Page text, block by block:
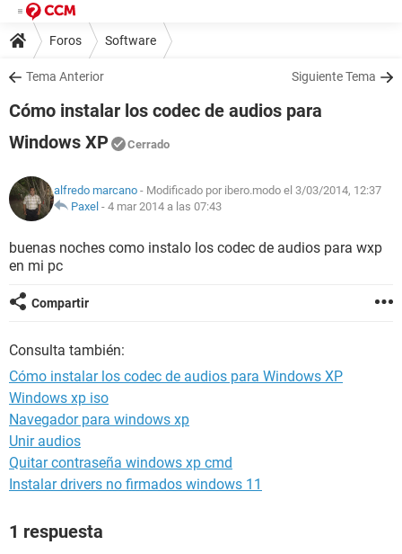
Foros Software
Tema Anterior Siguiente Tema
Cómo instalar los codec de audios para
Windows XP
Cerrado
alfredo marcano - Modificado por ibero.modo el 3/03/2014, 12:37
Paxel - 4 mar 2014 a las 07:43
buenas noches como instalo los codec de audios para wxp
en mi pc
Compartir
Consulta también:
Cómo instalar los codec de audios para Windows XP
Windows xp iso
Navegador para windows xp
Unir audios
Quitar contraseña windows xp cmd
Instalar drivers no firmados windows 11
1 respuesta